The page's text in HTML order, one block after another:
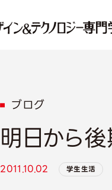
ブログ
明日から後
2011.10.02 学生生活